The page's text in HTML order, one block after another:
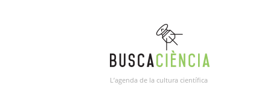
L’agenda de la cultura científica